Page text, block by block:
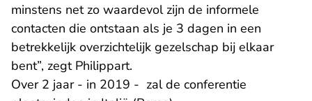
minstens net zo waardevol zijn de informele
contacten die ontstaan als je 3 dagen in een
betrekkelijk overzichtelijk gezelschap bij elkaar
bent”, zegt Philippart.
Over 2 jaar - in 2019 - zal de conferentie